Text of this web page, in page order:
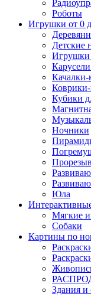
Роботы
Игрушки от 0
Детские
Игрушки
Качалки-
Кубики
Ночники
Юла
Мягкие
Собаки
Картины по
Здания и